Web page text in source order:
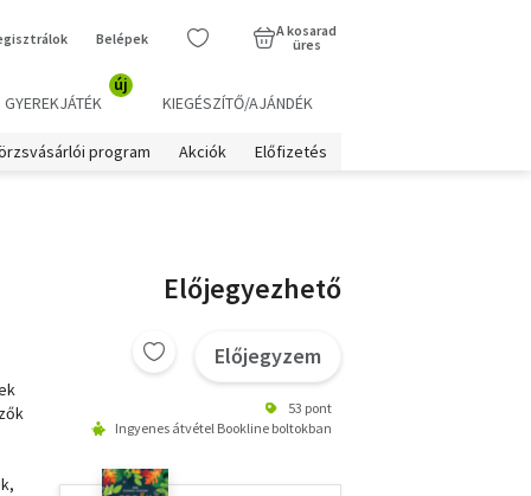
Belépek
A kosarad
üres
GYEREKJÁTÉK
új
KIEGÉSZÍTŐ/AJÁNDÉK
program Akciók Előfizetés
Előjegyezhető
Előjegyzem
53 pont
Ingyenes átvétel Bookline boltokban